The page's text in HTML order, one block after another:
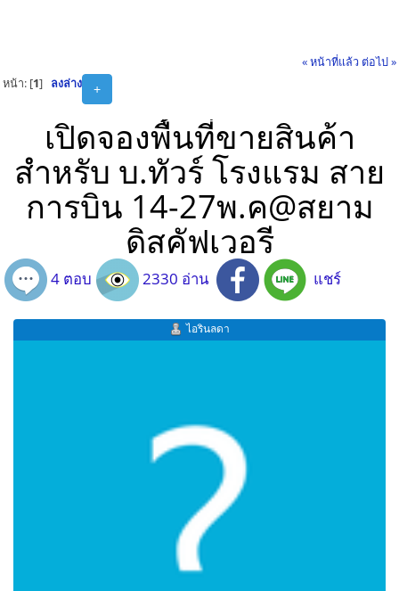
« หน้าที่แล้ว ต่อไป »
+
หน้า: [1] ลงล่าง
เปิดจองพื้นที่ขายสินค้า
สำหรับ บ.ทัวร์ โรงแรม สาย
การบิน 14-27พ.ค@สยาม
ดิสคัฟเวอรี
4 ตอบ 2330 อ่าน แชร์
ไอรินลดา